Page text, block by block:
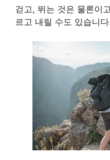
걷고, 뛰는 것은 물론이
르고 내릴 수도 있습니